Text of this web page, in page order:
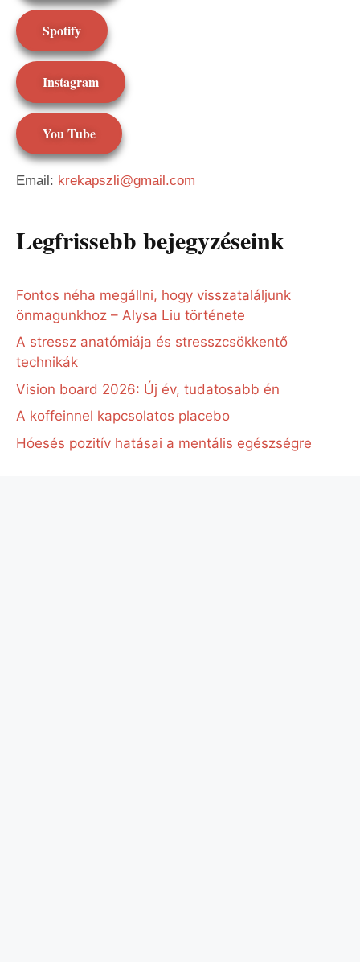
Spotify
Instagram
You Tube
Email: krekapszli@gmail.com
Legfrissebb bejegyzéseink
Fontos néha megállni, hogy visszataláljunk
önmagunkhoz – Alysa Liu története
A stressz anatómiája és stresszcsökkentő
technikák
Vision board 2026: Új év, tudatosabb én
A koffeinnel kapcsolatos placebo
Hóesés pozitív hatásai a mentális egészségre